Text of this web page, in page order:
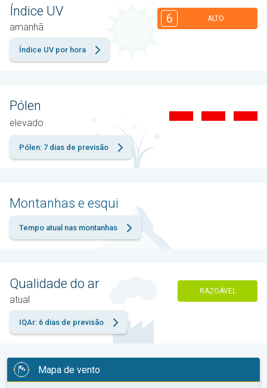
Índice UV
amanhã
6 ALTO
Índice UV por hora
Pólen
elevado
Pólen: 7 dias de previsão
Montanhas e esqui
Tempo atual nas montanhas
Qualidade do ar
atual
RAZOÁVEL
IQAr: 6 dias de previsão
Mapa de vento